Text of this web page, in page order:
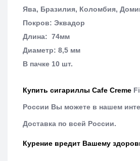
Ява, Бразилия, Коломбия,
Покров: Эквадор
Длина: 74мм
Диаметр: 8,5 мм
В пачке 10 шт.
Купить сигариллы Cafe Creme
России Вы можете в нашем
Доставка по всей России.
Курение вредит Вашему